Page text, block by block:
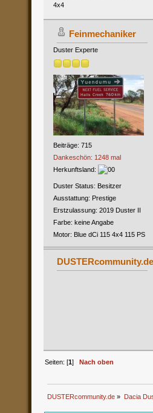
4x4
Feinmechaniker
Duster Experte
Beiträge: 715
Dankeschön: 1248 mal
Herkunftsland:
Duster Status: Besitzer
Ausstattung: Prestige
Erstzulassung: 2019 Duster II
Farbe: keine Angabe
Motor: Blue dCi 115 4x4 115 PS
DUSTERcommunity.de
Seiten: [1]Nach oben
DUSTERcommunity.de » Dacia